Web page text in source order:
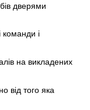
дверями
команди і
на викладених
від того яка